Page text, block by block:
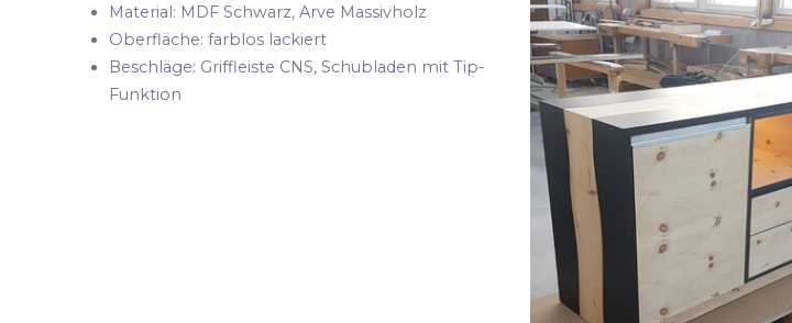
Material: MDF Schwarz, Arve Massivholz
Oberfläche: farblos lackiert
Beschläge: Griffleiste CNS, Schubladen mit Tip-
Funktion